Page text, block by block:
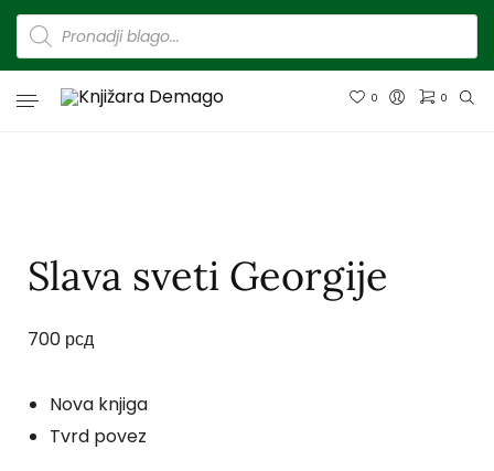
0 0
Slava sveti Georgije
700 рсд
Nova knjiga
Tvrd povez